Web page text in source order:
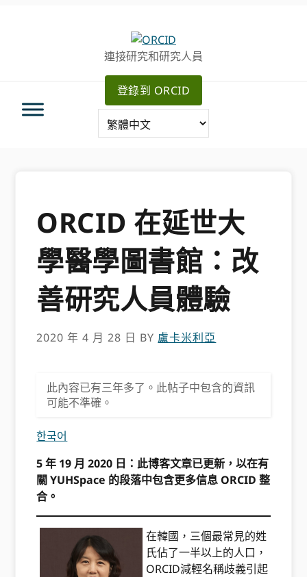
連接研究和研究人員
登錄到 ORCID
ORCID 在延世大
學醫學圖書館：改
善研究人員體驗
2020 年 4 月 28 日 BY 盧卡米利亞
此內容已有三年多了。此帖子中包含的資訊
可能不準確。
한국어
5 年 19 月 2020 日：此博客文章已更新，以在有
關 YUHSpace 的段落中包含更多信息 ORCID 整
合。
在韓國，三個最常見的姓
氏佔了一半以上的人口，
ORCID減輕名稱歧義引起